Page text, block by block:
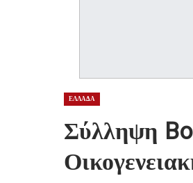
ΕΛΛΑΔΑ
Σύλληψη